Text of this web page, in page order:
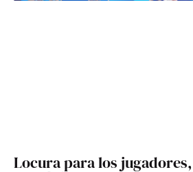
Locura para los